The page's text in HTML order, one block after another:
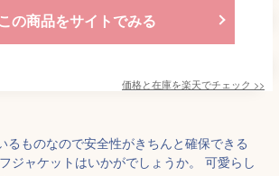
この商品をサイトでみる
価格と在庫を楽天でチェック >>
るものなので安全性がきちんと確保できる
ジャケットはいかがでしょうか。 可愛らし